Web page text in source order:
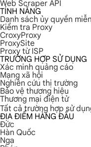
Web Scraper API
TÍNH NĂNG
Danh sách ủy quyền
Kiểm tra Proxy
CroxyProxy
ProxySite
Proxy từ ISP
TRƯỜNG HỢP SỬ DỤNG
Xác minh quảng cáo
Mạng xã hội
Nghiên cứu thị trường
Bảo vệ thương hiệu
Thương mại điện tử
Tất cả trường hợp sử
ĐỊA ĐIỂM HÀNG ĐẦU
Đức
Hàn Quốc
Nga